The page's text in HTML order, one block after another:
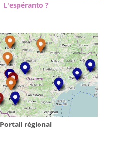
L'espéranto ?
Portail régional